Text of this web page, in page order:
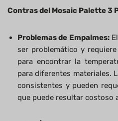
Contras del Mosaic Palette 3
Problemas de Empalmes:El
ser problemático y
para encontrar la
para diferentes materiales.
consistentes y pueden
que puede resultar costoso